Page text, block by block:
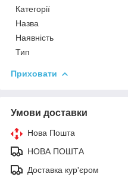
Категорії
Назва
Наявність
Тип
Приховати
Умови доставки
Нова Пошта
НОВА ПОШТА
Доставка кур'єром